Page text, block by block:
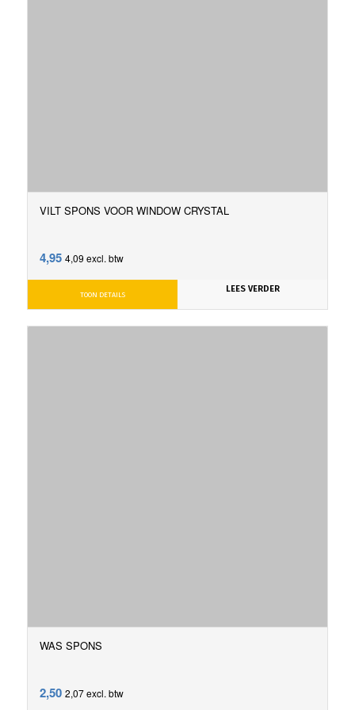
VILT SPONS VOOR WINDOW CRYSTAL
4,95 4,09 excl. btw
LEES VERDER
TOON DETAILS
WAS SPONS
2,50 2,07excl. btw